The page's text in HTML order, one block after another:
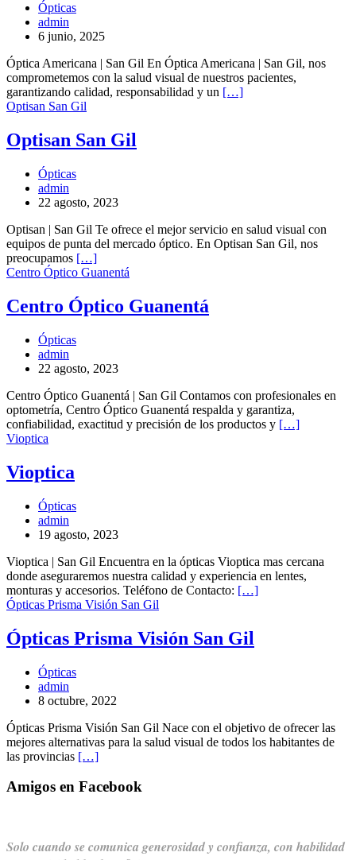
Ópticas
admin
6 junio, 2025
Óptica Americana | San Gil En Óptica Americana | San Gil, nos
comprometemos con la salud visual de nuestros pacientes,
garantizando calidad, responsabilidad y un […]
Optisan San Gil
Optisan San Gil
Ópticas
admin
22 agosto, 2023
Optisan | San Gil Te ofrece el mejor servicio en salud visual con
equipos de punta del mercado óptico. En Optisan San Gil, nos
preocupamos […]
Centro Óptico Guanentá
Centro Óptico Guanentá
Ópticas
admin
22 agosto, 2023
Centro Óptico Guanentá | San Gil Contamos con profesionales en
optometría, Centro Óptico Guanentá respalda y garantiza,
confiabilidad, exactitud y precisión de los productos y […]
Vioptica
Vioptica
Ópticas
admin
19 agosto, 2023
Vioptica | San Gil Encuentra en la ópticas Vioptica mas cercana
donde aseguraremos nuestra calidad y experiencia en lentes,
monturas y accesorios. Teléfono de Contacto: […]
Ópticas Prisma Visión San Gil
Ópticas Prisma Visión San Gil
Ópticas
admin
8 octubre, 2022
Ópticas Prisma Visión San Gil Nace con el objetivo de ofrecer las
mejores alternativas para la salud visual de todos los habitantes de
las provincias […]
Amigos en Facebook
Solo cuando se comunica generosidad y confianza, con habilidad